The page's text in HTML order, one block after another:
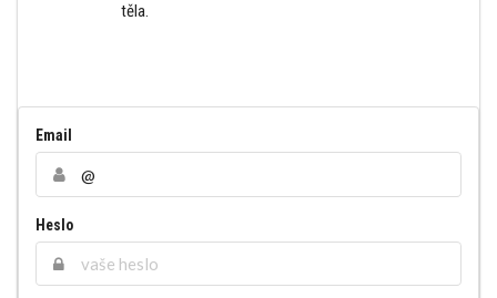
těla.
Email
Heslo